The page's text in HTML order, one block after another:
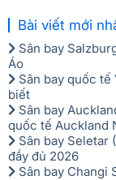
Bài viết mới
Sân bay
Áo
Sân bay quốc tế
biết
Sân bay
quốc tế Auckland
Sân bay Seletar
đầy đủ 2026
Sân bay Changi